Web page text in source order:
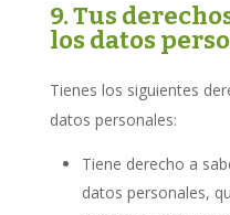
9. Tus
los datos
Tienes los siguientes
datos personales:
Tiene derecho a
datos personales,